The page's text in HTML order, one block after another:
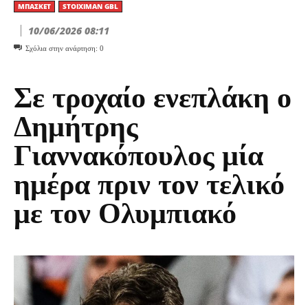
ΜΠΆΣΚΕΤ STOIXIMAN GBL
10/06/2026 08:11
Σχόλια στην ανάρτηση: 0
Σε τροχαίο ενεπλάκη ο
Δημήτρης
Γιαννακόπουλος μία
ημέρα πριν τον τελικό
με τον Ολυμπιακό